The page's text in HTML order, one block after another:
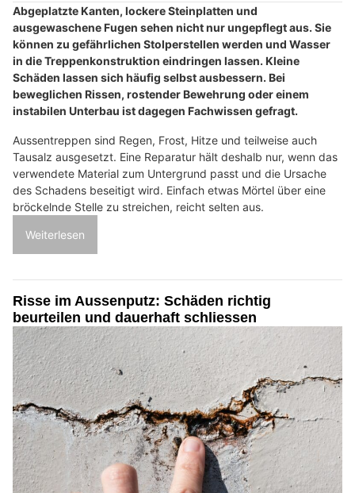
Abgeplatzte Kanten, lockere Steinplatten und
ausgewaschene Fugen sehen nicht nur ungepflegt aus. Sie
können zu gefährlichen Stolperstellen werden und Wasser
in die Treppenkonstruktion eindringen lassen. Kleine
Schäden lassen sich häufig selbst ausbessern. Bei
beweglichen Rissen, rostender Bewehrung oder einem
instabilen Unterbau ist dagegen Fachwissen gefragt.
Aussentreppen sind Regen, Frost, Hitze und teilweise auch
Tausalz ausgesetzt. Eine Reparatur hält deshalb nur, wenn das
verwendete Material zum Untergrund passt und die Ursache
des Schadens beseitigt wird. Einfach etwas Mörtel über eine
bröckelnde Stelle zu streichen, reicht selten aus.
Weiterlesen
Risse im Aussenputz: Schäden richtig
beurteilen und dauerhaft schliessen